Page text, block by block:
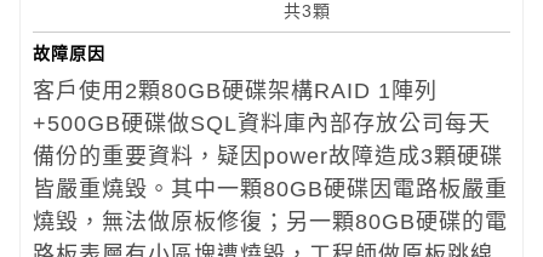
共3顆
故障原因
客戶使用2顆80GB硬碟架構RAID 1陣列
+500GB硬碟做SQL資料庫內部存放公司每天
備份的重要資料，疑因power故障造成3顆硬碟
皆嚴重燒毀。其中一顆80GB硬碟因電路板嚴重
燒毀，無法做原板修復；另一顆80GB硬碟的電